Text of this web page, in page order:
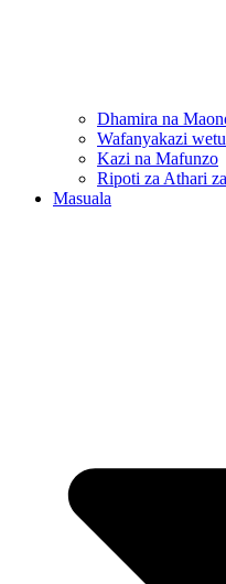
Dhamira na
Wafanyakazi
Kazi na Mafunzo
Ripoti za Athari
Masuala